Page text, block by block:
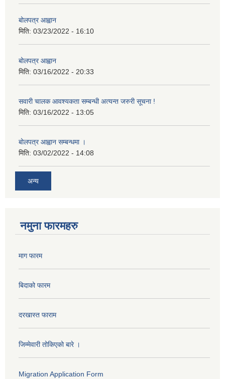
बोलपत्र आह्वान
मिति: 03/23/2022 - 16:10
बोलपत्र आह्वान
मिति: 03/16/2022 - 20:33
सवारी चालक आवश्यकता सम्बन्धी अत्यन्त जरुरी सूचना !
मिति: 03/16/2022 - 13:05
बोलपत्र आह्वान सम्बन्धमा ।
मिति: 03/02/2022 - 14:08
अन्य
नमुना फारमहरु
माग फारम
बिदाको फारम
दरखास्त फाराम
जिम्मेवारी तोकिएको बारे ।
Migration Application Form